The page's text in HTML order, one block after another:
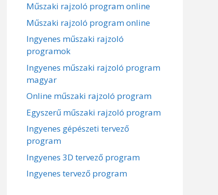
Műszaki rajzoló program online
Műszaki rajzoló program online
Ingyenes műszaki rajzoló
programok
Ingyenes műszaki rajzoló program
magyar
Online műszaki rajzoló program
Egyszerű műszaki rajzoló program
Ingyenes gépészeti tervező
program
Ingyenes 3D tervező program
Ingyenes tervező program